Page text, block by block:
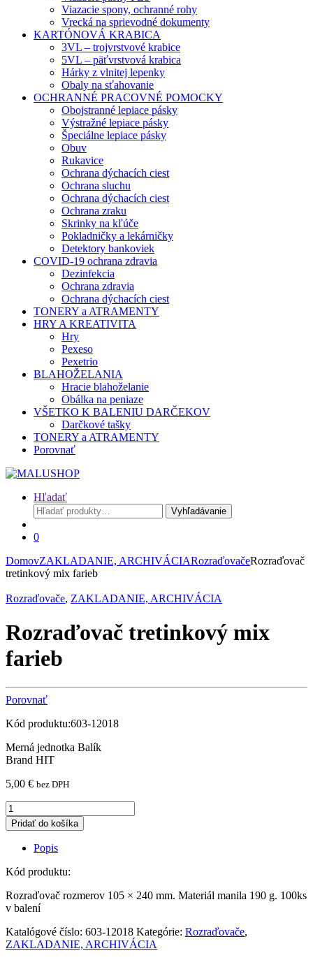
Viazacie spony, ochranné rohy
Vrecká na sprievodné dokumenty
KARTÓNOVÁ KRABICA
3VL – trojvrstvové krabice
5VL – päťvrstvová krabica
Hárky z vlnitej lepenky
Obaly na sťahovanie
OCHRANNÉ PRACOVNÉ POMOCKY
Obojstranné lepiace pásky
Výstražné lepiace pásky
Špeciálne lepiace pásky
Obuv
Rukavice
Ochrana dýchacích ciest
Ochrana sluchu
Ochrana dýchacích ciest
Ochrana zraku
Skrinky na kľúče
Pokladničky a lekárničky
Detektory bankoviek
COVID-19 ochrana zdravia
Dezinfekcia
Ochrana zdravia
Ochrana dýchacích ciest
TONERY a ATRAMENTY
HRY A KREATIVITA
Hry
Pexeso
Pexetrio
BLAHOŽELANIA
Hracie blahoželanie
Obálka na peniaze
VŠETKO K BALENIU DARČEKOV
Darčkové tašky
TONERY a ATRAMENTY
Porovnať
Hľadať
Hľadať:
Vyhľadávanie
0
DomovZAKLADANIE, ARCHIVÁCIARozraďovačeRozraďovač
tretinkový mix farieb
Rozraďovače, ZAKLADANIE, ARCHIVÁCIA
Rozraďovač tretinkový mix
farieb
Porovnať
Kód produktu:603-12018
Merná jednotka Balík
Brand HIT
5,00 € bez DPH
Rozraďovač
tretinkový
mix
farieb
quantity
Pridať do košíka
Popis
Kód produktu:
Rozraďovač rozmerov 105 × 240 mm. Materiál manila 190 g. 100ks
v balení
Katalógové číslo: 603-12018 Kategórie: Rozraďovače,
ZAKLADANIE, ARCHIVÁCIA